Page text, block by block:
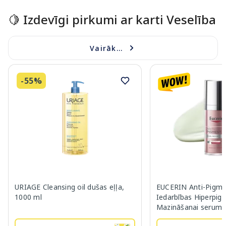
🍋 Izdevīgi pirkumi ar karti Veselība
Vairāk...
-55%
URIAGE Cleansing oil dušas eļļa,
1000 ml
EUCERIN Anti-
Iedarbības
Mazināšanai